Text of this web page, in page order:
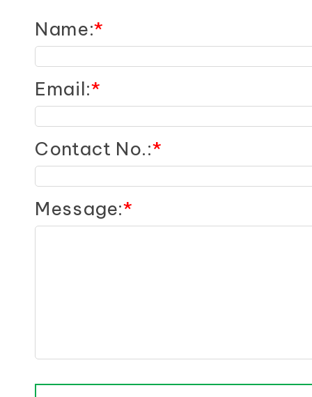
Name:*
Email:*
Contact No.:*
Message:*